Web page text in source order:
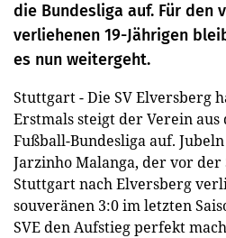
die Bundesliga auf. Für den
verliehenen 19-Jährigen
es nun weitergeht.
Stuttgart - Die SV Elversberg
Erstmals steigt der Verein
Fußball-Bundesliga auf.
Jarzinho Malanga, der vor der
Stuttgart nach Elversberg
souveränen 3:0 im letzten
SVE den Aufstieg perfekt